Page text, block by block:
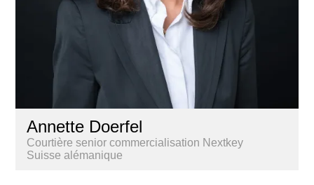
Annette Doerfel
Courtière senior commercialisation Nextkey
Suisse alémanique